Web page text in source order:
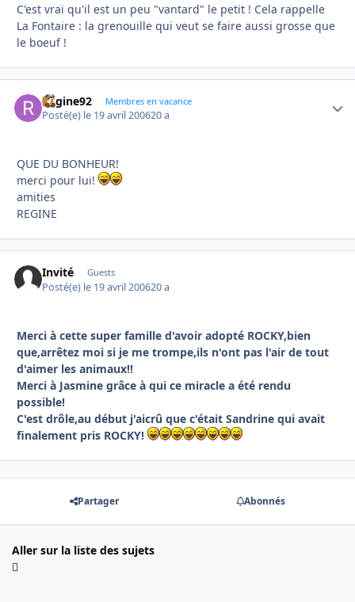
C'est vrai qu'il est un peu "vantard" le petit ! Cela rappelle
La Fontaire : la grenouille qui veut se faire aussi grosse que
le boeuf !
Regine92 Membres en vacance
Posté(e) le 19 avril 200620 a
QUE DU BONHEUR!
merci pour lui!
amities
REGINE
Invité Guests
Posté(e) le 19 avril 200620 a
Merci à cette super famille d'avoir adopté ROCKY,bien
que,arrêtez moi si je me trompe,ils n'ont pas l'air de tout
d'aimer les animaux!!
Merci à Jasmine grâce à qui ce miracle a été rendu
possible!
C'est drôle,au début j'aicrû que c'était Sandrine qui avait
finalement pris ROCKY!
Partager Abonnés
Aller sur la liste des sujets